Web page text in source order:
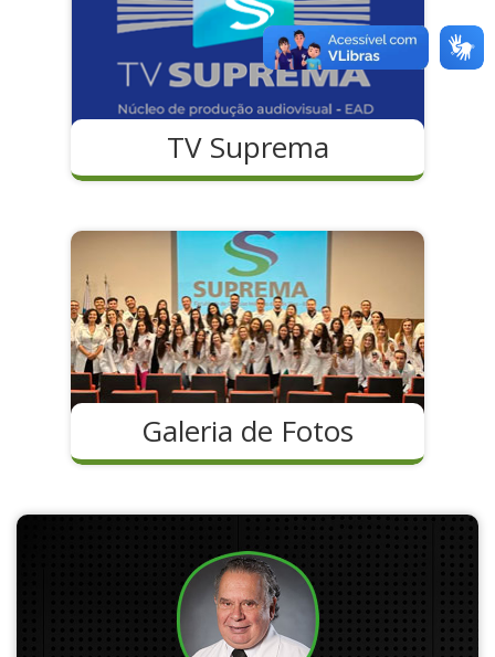
TV Suprema
Galeria de Fotos